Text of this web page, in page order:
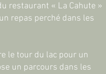
restaurant « La Cahute »
repas perché dans les
le tour du lac pour un
un parcours dans les